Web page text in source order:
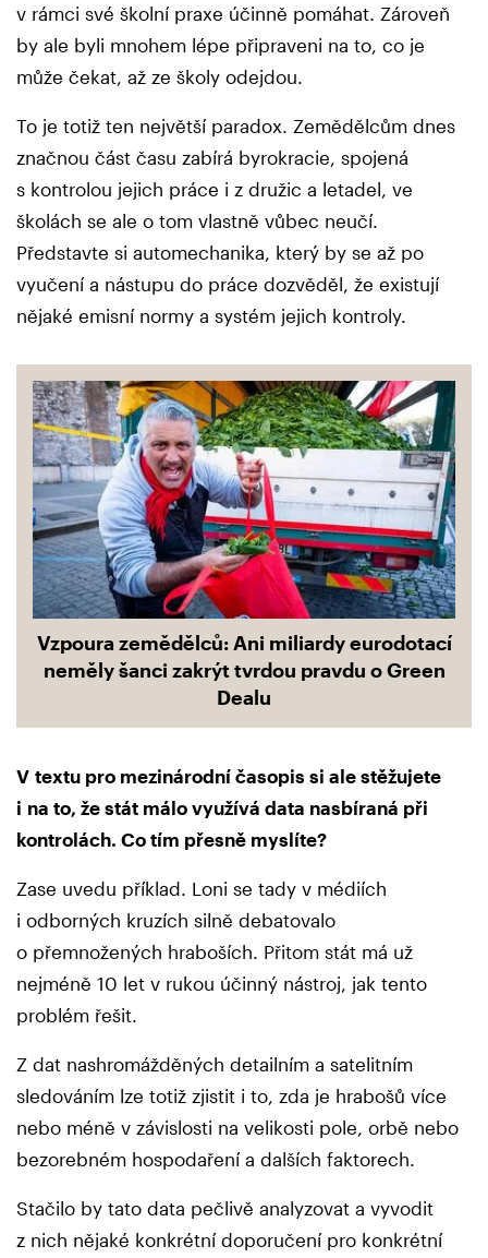
v rámci své školní praxe účinně pomáhat. Zároveň
by ale byli mnohem lépe připraveni na to, co je
může čekat, až ze školy odejdou.
To je totiž ten největší paradox. Zemědělcům dnes
značnou část času zabírá byrokracie, spojená
s kontrolou jejich práce i z družic a letadel, ve
školách se ale o tom vlastně vůbec neučí.
Představte si automechanika, který by se až po
vyučení a nástupu do práce dozvěděl, že existují
nějaké emisní normy a systém jejich kontroly.
Vzpoura zemědělců: Ani miliardy eurodotací
neměly šanci zakrýt tvrdou pravdu o Green
Dealu
V textu pro mezinárodní časopis si ale stěžujete
i na to, že stát málo využívá data nasbíraná při
kontrolách. Co tím přesně myslíte?
Zase uvedu příklad. Loni se tady v médiích
i odborných kruzích silně debatovalo
o přemnožených hraboších. Přitom stát má už
nejméně 10 let v rukou účinný nástroj, jak tento
problém řešit.
Z dat nashromážděných detailním a satelitním
sledováním lze totiž zjistit i to, zda je hrabošů více
nebo méně v závislosti na velikosti pole, orbě nebo
bezorebném hospodaření a dalších faktorech.
Stačilo by tato data pečlivě analyzovat a vyvodit
z nich nějaké konkrétní doporučení pro konkrétní